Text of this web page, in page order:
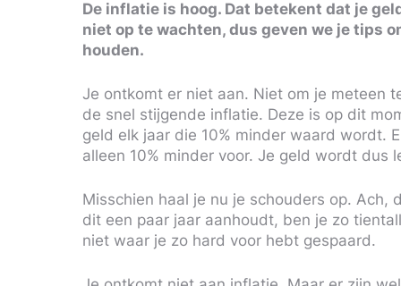
De inflatie is hoog. Dat betekent dat je
niet op te wachten, dus geven we je tips
houden.
Je ontkomt er niet aan. Niet om je meteen
de snel stijgende inflatie. Deze is op dit
geld elk jaar die 10% minder waard wordt.
alleen 10% minder voor. Je geld wordt dus
Misschien haal je nu je schouders op. Ach,
dit een paar jaar aanhoudt, ben je zo
niet waar je zo hard voor hebt gespaard.